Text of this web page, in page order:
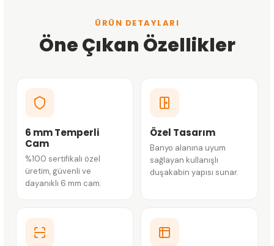
ÜRÜN DETAYLARI
Öne Çıkan Özellikler
6 mm Temperli
Cam
%100 sertifikalı özel
üretim, güvenli ve
dayanıklı 6 mm cam.
Özel Tasarım
Banyo alanına uyum
sağlayan kullanışlı
duşakabin yapısı sunar.